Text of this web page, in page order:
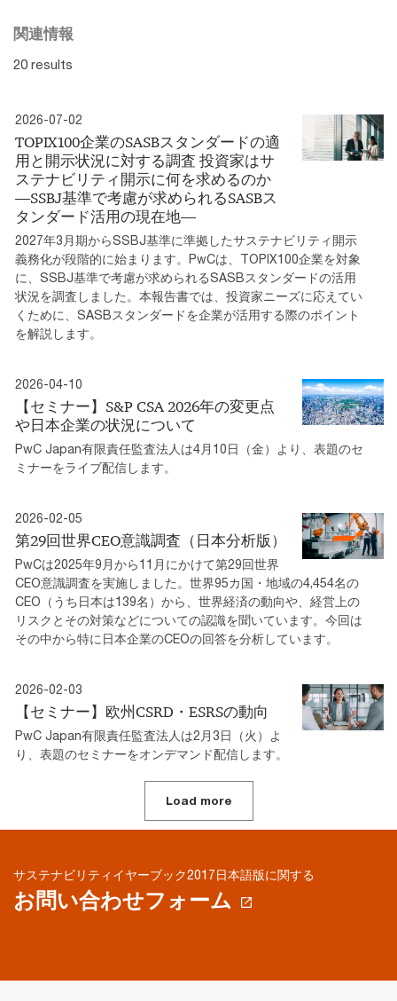
関連情報
20 results
2026-07-02
TOPIX100企業のSASBスタンダードの適
用と開示状況に対する調査 投資家はサ
ステナビリティ開示に何を求めるのか
―SSBJ基準で考慮が求められるSASBス
タンダード活用の現在地―
2027年3月期からSSBJ基準に準拠したサステナビリティ開示
義務化が段階的に始まります。PwCは、TOPIX100企業を対象
に、SSBJ基準で考慮が求められるSASBスタンダードの活用
状況を調査しました。本報告書では、投資家ニーズに応えてい
くために、SASBスタンダードを企業が活用する際のポイント
を解説します。
2026-04-10
【セミナー】S&P CSA 2026年の変更点
や日本企業の状況について
PwC Japan有限責任監査法人は4月10日（金）より、表題のセ
ミナーをライブ配信します。
2026-02-05
第29回世界CEO意識調査（日本分析版）
PwCは2025年9月から11月にかけて第29回世界
CEO意識調査を実施しました。世界95カ国・地域の4,454名の
CEO（うち日本は139名）から、世界経済の動向や、経営上の
リスクとその対策などについての認識を聞いています。今回は
その中から特に日本企業のCEOの回答を分析しています。
2026-02-03
【セミナー】欧州CSRD・ESRSの動向
PwC Japan有限責任監査法人は2月3日（火）よ
り、表題のセミナーをオンデマンド配信します。
Load more
サステナビリティイヤーブック2017日本語版に関する
お問い合わせフォーム